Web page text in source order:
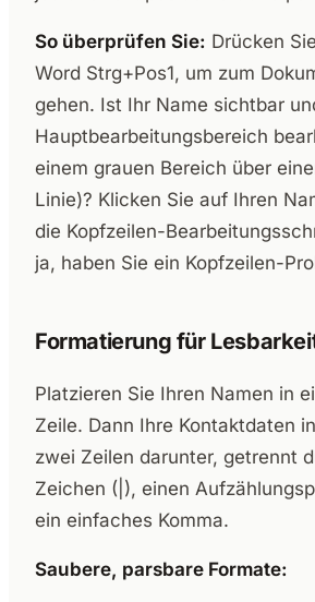
So überprüfen Sie: Drücken
Word Strg+Pos1, um zum
gehen. Ist Ihr Name sichtbar
Hauptbearbeitungsbereich
einem grauen Bereich über
Linie)? Klicken Sie auf Ihren
die Kopfzeilen-
ja, haben Sie ein Kopfzeilen-
Formatierung für
Platzieren Sie Ihren Namen in
Zeile. Dann Ihre Kontaktdaten
zwei Zeilen darunter, getrennt
Zeichen (|), einen
ein einfaches Komma.
Saubere, parsbare Formate: